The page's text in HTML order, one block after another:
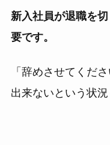
新入社員が退職を
要です。
「辞めさせてくだ
出来ないという状況